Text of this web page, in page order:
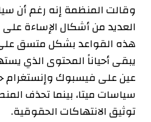
وقالت المنظمة إنه رغم أن
العديد من أشكال الإساءة على
هذه القواعد بشكل متسق على
يبقى أحياناً المحتوى الذي
عين على فيسبوك وإنستغرام
سياسات ميتا، بينما تحذف
توثيق الانتهاكات الحقوقية.